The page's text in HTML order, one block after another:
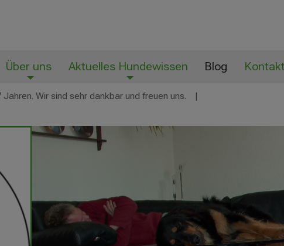
Über uns Aktuelles Hundewissen Blog Kontakt
Wir sind sehr dankbar und freuen uns.